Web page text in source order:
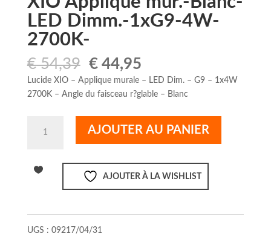
LED Dimm.-1xG9-4W-
2700K-
€54,39 Le
prix
initial
€ 54,39.
€44,95Le
prix
actuel
€ 44,95.
Lucide XIO – Applique murale – LED Dim. – G9 – 1x4W
2700K – Angle du faisceau r?glable – Blanc
4W-
AJOUTER AU PANIER
AJOUTER À LA WISHLIST
UGS : 09217/04/31